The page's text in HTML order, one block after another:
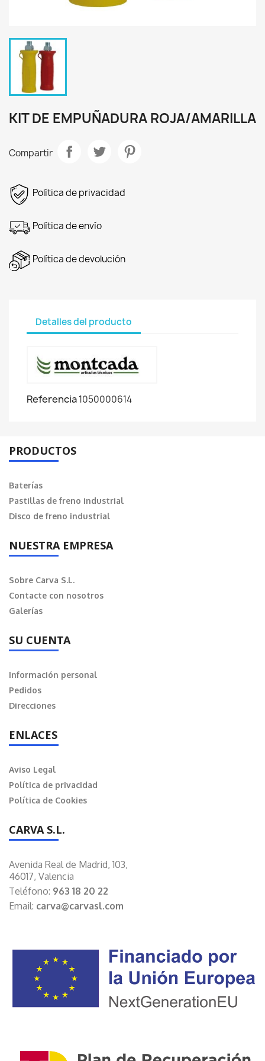
KIT DE EMPUÑADURA ROJA/AMARILLA
Compartir
Política de privacidad
Política de envío
Política de devolución
Detalles del producto
Referencia1050000614
PRODUCTOS
Baterías
Pastillas de freno industrial
Disco de freno industrial
NUESTRA EMPRESA
Sobre Carva S.L.
Contacte con nosotros
Galerías
SU CUENTA
Información personal
Pedidos
Direcciones
ENLACES
Aviso Legal
Política de privacidad
Política de Cookies
CARVA S.L.
Avenida Real de Madrid, 103,
46017, Valencia
Teléfono: 963 18 20 22
Email: carva@carvasl.com